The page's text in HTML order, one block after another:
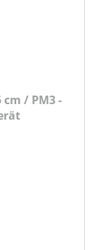
/ PM3 -